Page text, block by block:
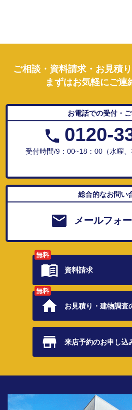
ご相談・資料請求・お見積
まずはお気軽にご連
お電話での受付・
0120-
受付時間/9：00~18：00（水曜、
総合的なお問い
メールフォ
無料
資料請求
無料
お見積り・建物調査
来店予約のお申し込